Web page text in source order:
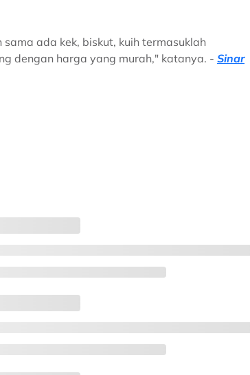
ada kek, biskut, kuih termasuklah
dengan harga yang murah," katanya. - Sinar